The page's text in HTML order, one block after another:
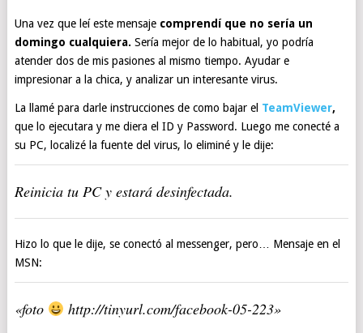
Una vez que leí este mensaje comprendí que no sería un
domingo cualquiera. Sería mejor de lo habitual, yo podría
atender dos de mis pasiones al mismo tiempo. Ayudar e
impresionar a la chica, y analizar un interesante virus.
La llamé para darle instrucciones de como bajar el TeamViewer,
que lo ejecutara y me diera el ID y Password. Luego me conecté a
su PC, localizé la fuente del virus, lo eliminé y le dije:
Reinicia tu PC y estará desinfectada.
Hizo lo que le dije, se conectó al messenger, pero… Mensaje en el
MSN:
«foto http://tinyurl.com/facebook-05-223»